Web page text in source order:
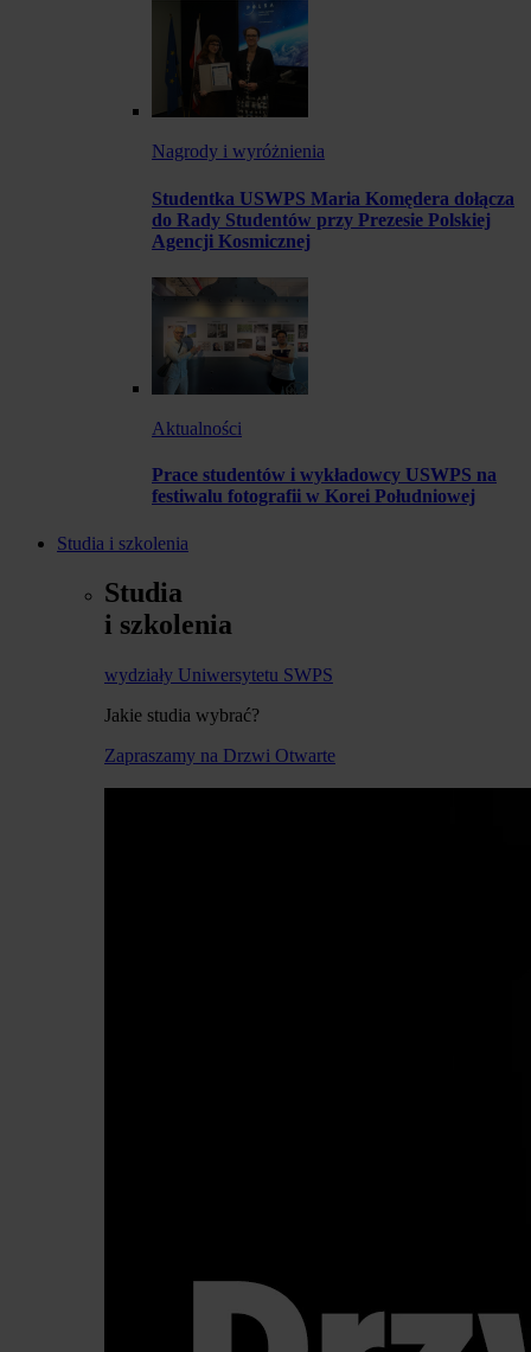
Nagrody i wyróżnienia
Studentka USWPS Maria Komędera dołącza
do Rady Studentów przy Prezesie Polskiej
Agencji Kosmicznej
Aktualności
Prace studentów i wykładowcy USWPS na
festiwalu fotografii w Korei Południowej
Studia i szkolenia
Studia
i szkolenia
wydziały Uniwersytetu SWPS
Jakie studia wybrać?
Zapraszamy na Drzwi Otwarte